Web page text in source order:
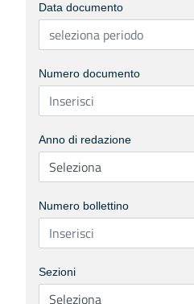
Data documento
Numero documento
Anno di redazione
Numero bollettino
Sezioni